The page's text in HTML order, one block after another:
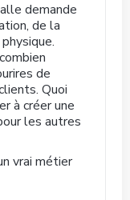
demande
de la
de
Quoi
à créer une
les autres
vrai métier